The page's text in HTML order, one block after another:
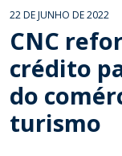
22 DE JUNHO DE 2022
CNC
crédito
do
turismo